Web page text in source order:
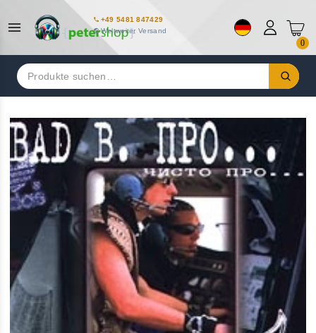
+49 5481 847429
Weltweiter Versand
0
Suchen
nach: